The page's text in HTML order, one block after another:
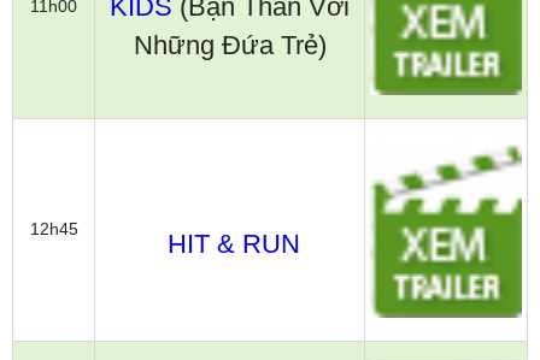
11h00 KIDS (Bạn Thân Với
Những Đứa Trẻ)
12h45 HIT & RUN